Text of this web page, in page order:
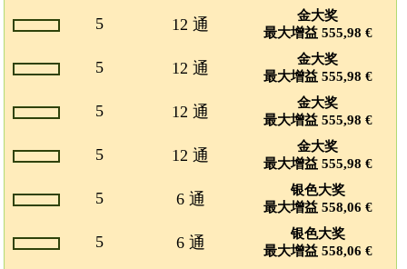
5 12 通
金大奖
最大增益 555,98 €
5 12 通
金大奖
最大增益 555,98 €
5 12 通
金大奖
最大增益 555,98 €
5 12 通
金大奖
最大增益 555,98 €
5 6 通
银色大奖
最大增益 558,06 €
5 6 通
银色大奖
最大增益 558,06 €